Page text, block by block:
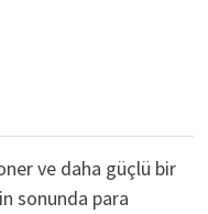
ve daha güçlü bir
sonunda para